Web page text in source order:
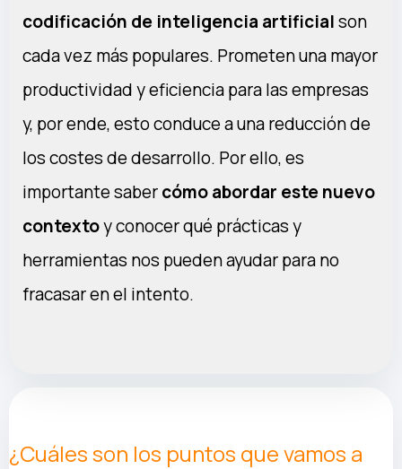
codificación de inteligencia artificialson
cada vez más populares. Prometen una mayor
productividad y eficiencia para las empresas
y, por ende, esto conduce a una reducción de
los costes de desarrollo. Por ello, es
importante sabercómo abordar este nuevo
contextoy conocer qué prácticas y
herramientas nos pueden ayudar para no
fracasar en el intento.
¿Cuáles son los puntos que vamos a